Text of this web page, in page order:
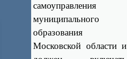
самоуправления
муниципального
образования
Московской области и